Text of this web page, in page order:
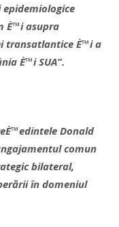
epidemiologice
È™i asupra
transatlantice È™i a
È™i SUA”.
Donald
comun
bilateral,
în domeniul